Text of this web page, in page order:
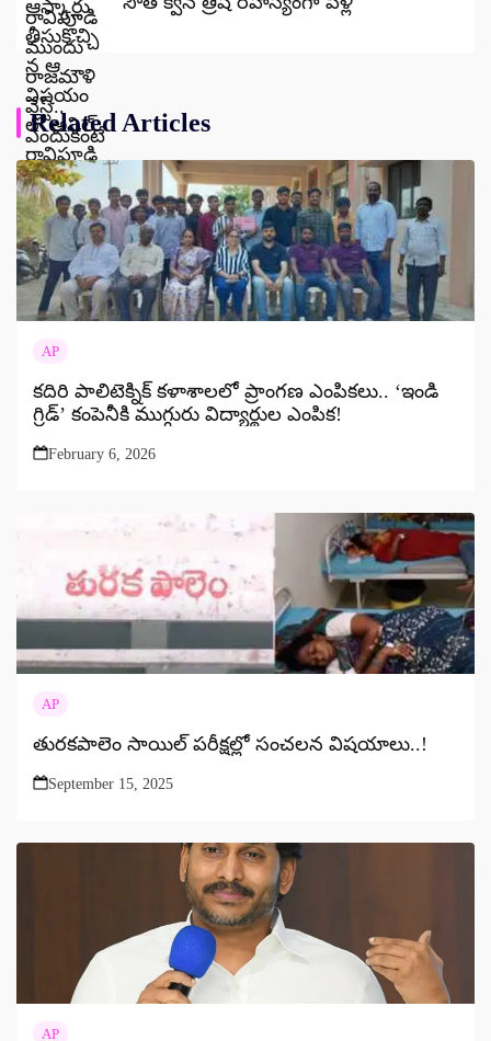
Related Articles
AP
కదిరి పాలిటెక్నిక్ కళాశాలలో ప్రాంగణ ఎంపికలు.. ‘ఇండి
గ్రిడ్’ కంపెనీకి ముగ్గురు విద్యార్థుల ఎంపిక!
February 6, 2026
AP
తురకపాలెం సాయిల్ పరీక్షల్లో సంచలన విషయాలు..!
September 15, 2025
AP